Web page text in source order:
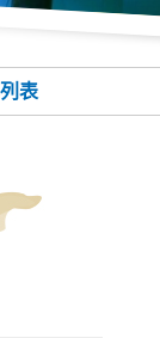
表